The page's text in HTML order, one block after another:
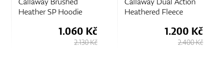
Heather SP Hoodie
1.060 Kč
2.130 Kč
Heathered Fleece
1.200 Kč
2.400 Kč